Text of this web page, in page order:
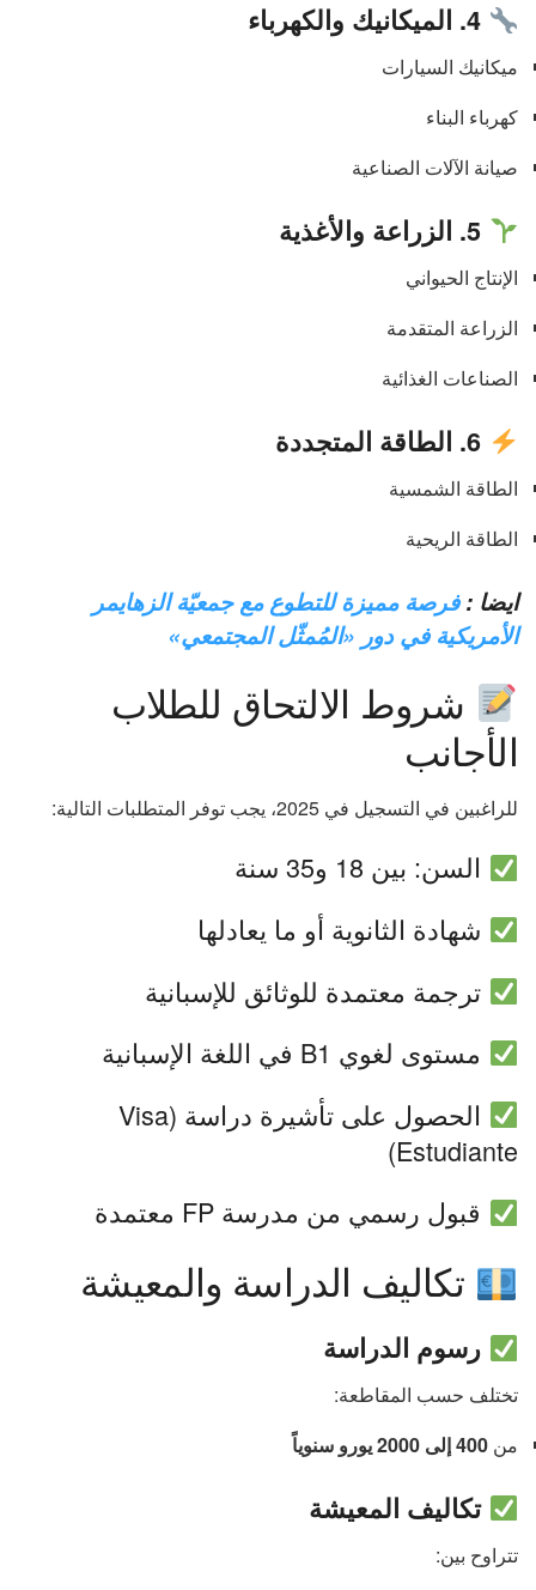
4. الميكانيك والكهرباء
ميكانيك السيارات
كهرباء البناء
صيانة الآلات الصناعية
5. الزراعة والأغذية
الإنتاج الحيواني
الزراعة المتقدمة
الصناعات الغذائية
6. الطاقة المتجددة
الطاقة الشمسية
الطاقة الريحية
ايضا :فرصة مميزة للتطوع مع جمعيّة الزهايمر
الأمريكية في دور «المُمثّل المجتمعي»
شروط الالتحاق للطلاب
الأجانب
للراغبين في التسجيل في 2025، يجب توفر المتطلبات التالية:
السن: بين 18 و35 سنة
شهادة الثانوية أو ما يعادلها
ترجمة معتمدة للوثائق للإسبانية
مستوى لغوي B1 في اللغة الإسبانية
الحصول على تأشيرة دراسة (Visa
Estudiante)
قبول رسمي من مدرسة FP معتمدة
تكاليف الدراسة والمعيشة
رسوم الدراسة
تختلف حسب المقاطعة:
من 400 إلى 2000 يورو سنوياً
تكاليف المعيشة
تتراوح بين: